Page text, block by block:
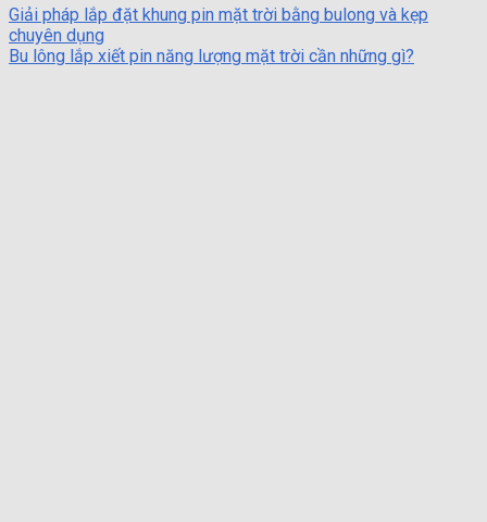
Giải pháp lắp đặt khung pin mặt trời bằng bulong và kẹp
chuyên dụng
Bu lông lắp xiết pin năng lượng mặt trời cần những gì?